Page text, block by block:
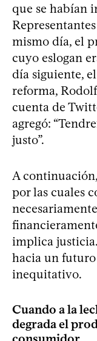
que se habían
mismo día, el
cuyo eslogan
día siguiente,
reforma,
cuenta de
agregó:
justo”.
A
por las cuales
implica
hacia un
inequitativo.
Cuando a la
degrada el